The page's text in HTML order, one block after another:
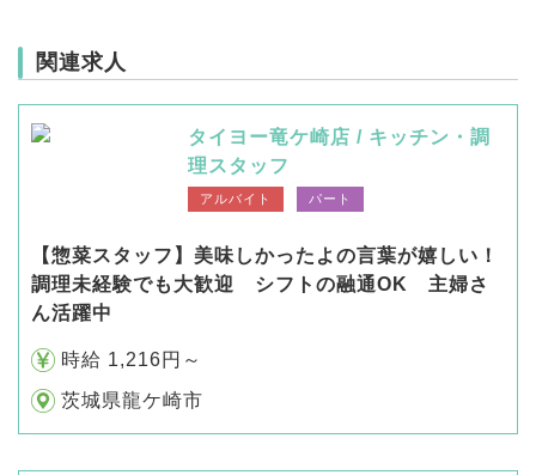
関連求人
タイヨー竜ケ崎店 / キッチン・調
理スタッフ
アルバイト パート
【惣菜スタッフ】美味しかったよの言葉が嬉しい！
調理未経験でも大歓迎 シフトの融通OK 主婦さ
ん活躍中
時給 1,216円～
茨城県龍ケ崎市